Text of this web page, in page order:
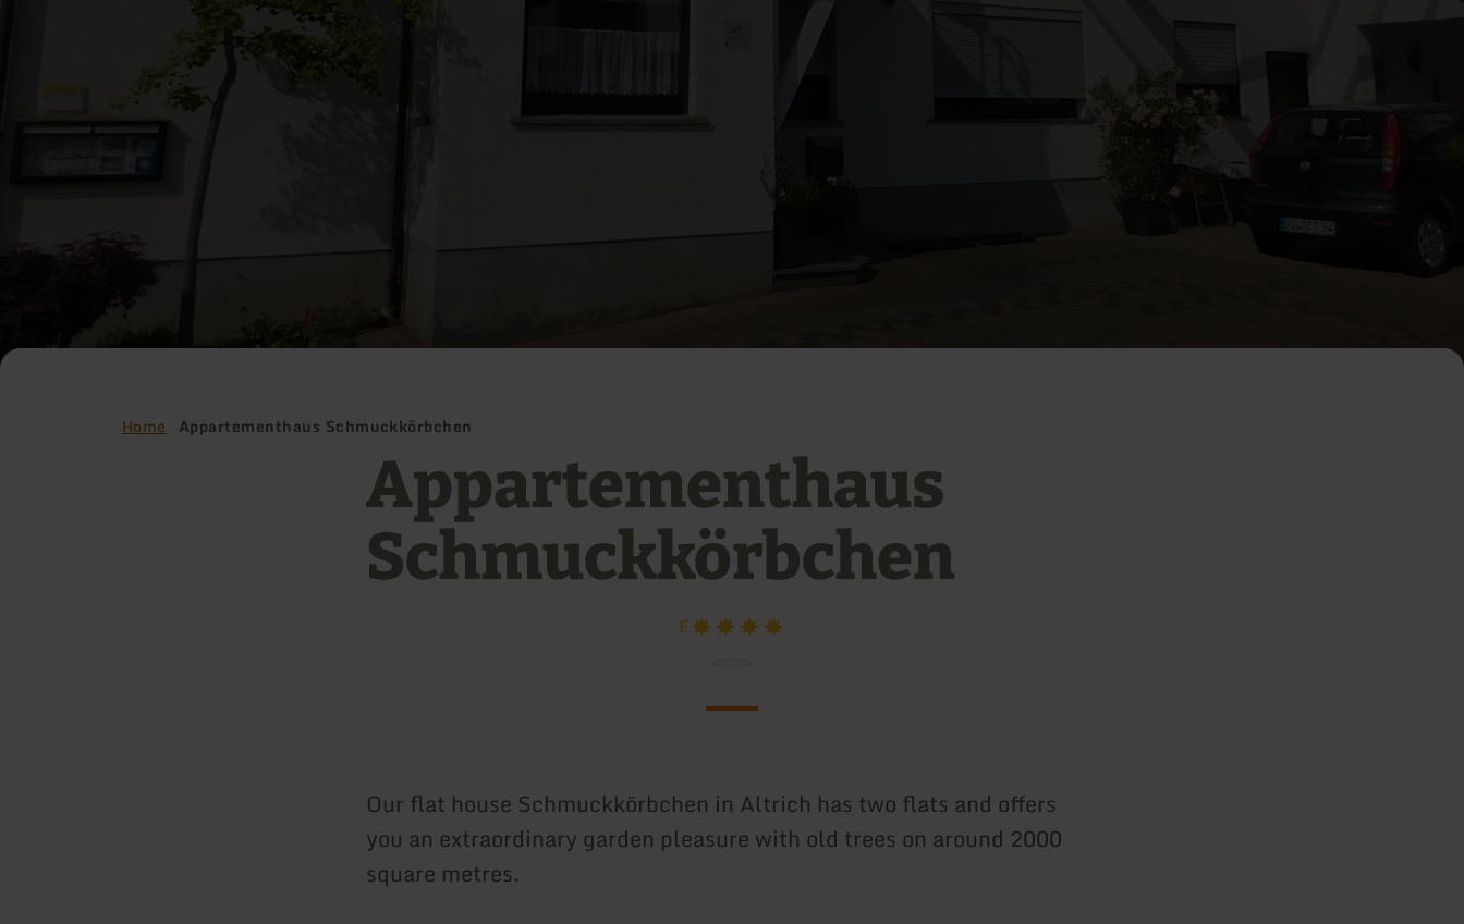
Home Appartementhaus Schmuckkörbchen
Appartementhaus
Schmuckkörbchen
F
Our flat house Schmuckkörbchen in Altrich has two flats and offers
you an extraordinary garden pleasure with old trees on around 2000
square metres.